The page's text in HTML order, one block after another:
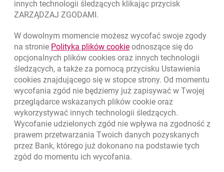
Kursy wymiany walut
Kursy wymiany walut. Data aktualizacji: 7.08.2026, 06:45:50
KUPNO SPRZEDAŻ
EUR 4.139 4.4615
USD 3.8725
CHF 4.424 4.7688
GBP 4.8323 5.2089
7.08.2026, 06:45:50
Ochrona danychotwiera się w nowej karcie
Ustawieniacookies
innych technologii śledzących klikając przycisk
ZARZĄDZAJ ZGODAMI.
W dowolnym momencie możesz wycofać swoje zgody
na stronie Polityka plików cookielink otwiera się w nowym
odnoszące się do
opcjonalnych plików cookies oraz innych technologii
śledzących, a także za pomocą przycisku Ustawienia
cookies znajdującego się w stopce strony. Od momentu
wycofania zgód nie będziemy już zapisywać w Twojej
przeglądarce wskazanych plików cookie oraz
wykorzystywać innych technologii śledzących.
Wycofanie udzielonych zgód nie wpływa na zgodność z
prawem przetwarzania Twoich danych pozyskanych
przez Bank, którego już dokonano na podstawie tych
zgód do momentu ich wycofania.